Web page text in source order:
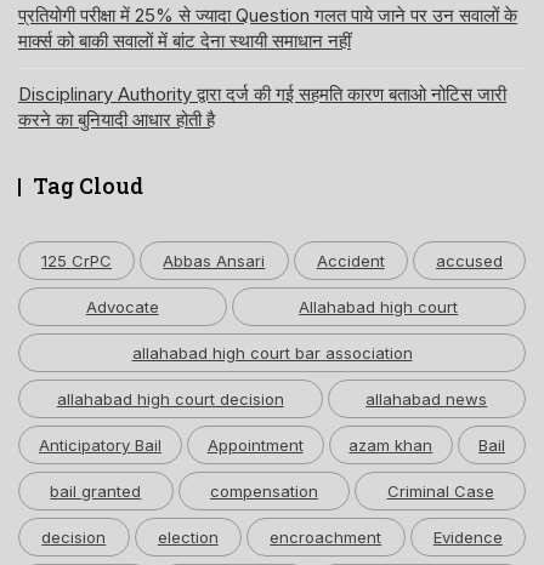
प्रतियोगी परीक्षा में 25% से ज्यादा Question गलत पाये जाने पर उन सवालों के
मार्क्स को बाकी सवालों में बांट देना स्थायी समाधान नहीं
Disciplinary Authority द्वारा दर्ज की गई सहमति कारण बताओ नोटिस जारी
करने का बुनियादी आधार होती है
Tag Cloud
125 CrPC Abbas Ansari Accident accused
Advocate Allahabad high court
allahabad high court bar association
allahabad high court decision allahabad news
Anticipatory Bail Appointment azam khan Bail
bail granted compensation Criminal Case
decision election encroachment Evidence